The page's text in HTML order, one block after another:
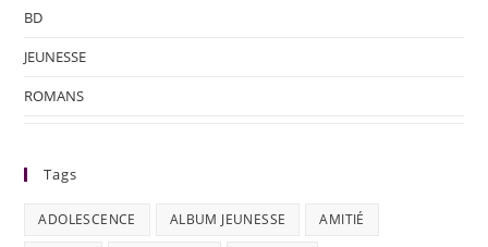
BD
JEUNESSE
ROMANS
Tags
ADOLESCENCE ALBUM JEUNESSE AMITIÉ